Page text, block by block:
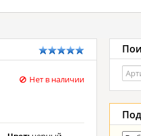
Нет в наличии